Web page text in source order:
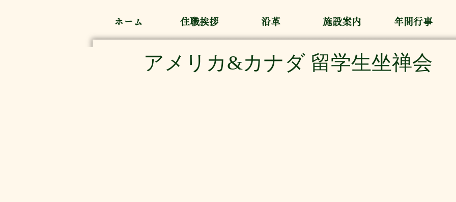
ホーム 住職挨拶 沿革 施設案内 年間行事
アメリカ&カナダ 留学生坐禅会